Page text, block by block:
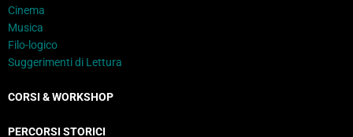
Cinema
Musica
Filo-logico
Suggerimenti di Lettura
CORSI & WORKSHOP
PERCORSI STORICI